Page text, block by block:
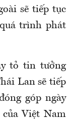
sẽ tiếp tục
trình phát
tỏ tin tưởng
Lan sẽ tiếp
góp ngày
Việt Nam